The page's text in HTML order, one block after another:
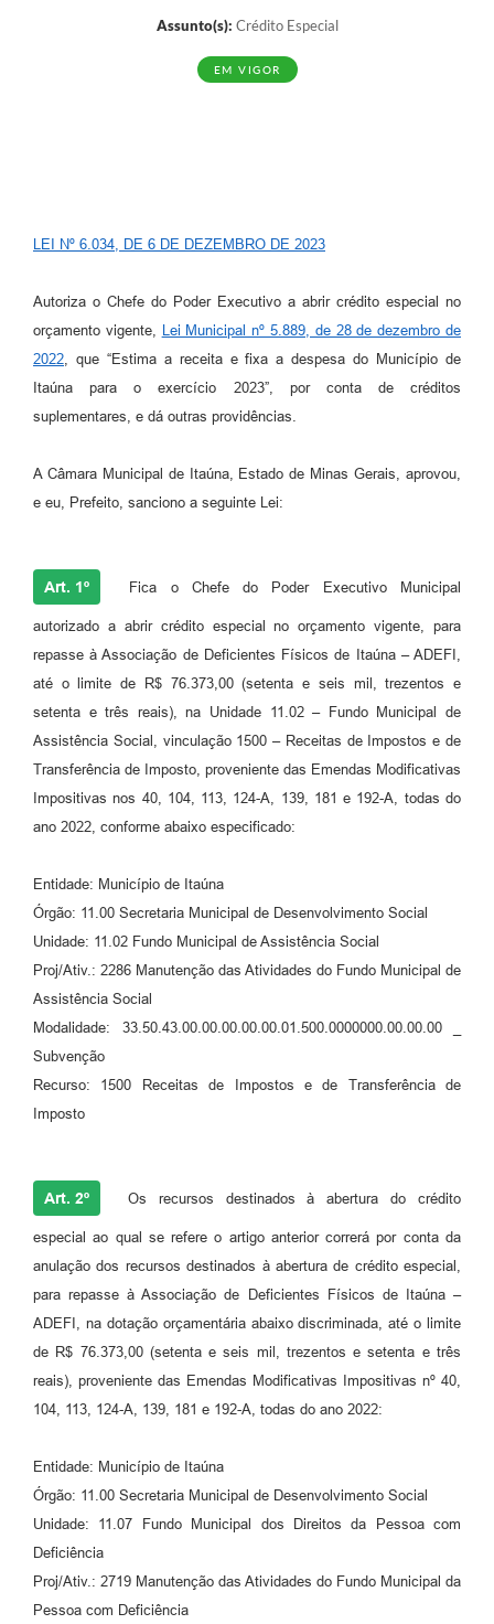
Assunto(s): Crédito Especial
EM VIGOR
LEI Nº 6.034, DE 6 DE DEZEMBRO DE 2023
Autoriza o Chefe do Poder Executivo a abrir crédito especial no
orçamento vigente, Lei Municipal nº 5.889, de 28 de dezembro de
2022 , que “Estima a receita e fixa a despesa do Município de
Itaúna para o exercício 2023”, por conta de créditos
suplementares, e dá outras providências.
A Câmara Municipal de Itaúna, Estado de Minas Gerais, aprovou,
e eu, Prefeito, sanciono a seguinte Lei:
Art. 1º Fica o Chefe do Poder Executivo Municipal
autorizado a abrir crédito especial no orçamento vigente, para
repasse à Associação de Deficientes Físicos de Itaúna – ADEFI,
até o limite de R$ 76.373,00 (setenta e seis mil, trezentos e
setenta e três reais), na Unidade 11.02 – Fundo Municipal de
Assistência Social, vinculação 1500 – Receitas de Impostos e de
Transferência de Imposto, proveniente das Emendas Modificativas
Impositivas nos 40, 104, 113, 124-A, 139, 181 e 192-A, todas do
ano 2022, conforme abaixo especificado:
Entidade: Município de Itaúna
Órgão: 11.00 Secretaria Municipal de Desenvolvimento Social
Unidade: 11.02 Fundo Municipal de Assistência Social
Proj/Ativ.: 2286 Manutenção das Atividades do Fundo Municipal de
Assistência Social
Modalidade: 33.50.43.00.00.00.00.00.01.500.0000000.00.00.00 _
Subvenção
Recurso: 1500 Receitas de Impostos e de Transferência de
Imposto
Art. 2º Os recursos destinados à abertura do crédito
especial ao qual se refere o artigo anterior correrá por conta da
anulação dos recursos destinados à abertura de crédito especial,
para repasse à Associação de Deficientes Físicos de Itaúna –
ADEFI, na dotação orçamentária abaixo discriminada, até o limite
de R$ 76.373,00 (setenta e seis mil, trezentos e setenta e três
reais), proveniente das Emendas Modificativas Impositivas nº 40,
104, 113, 124-A, 139, 181 e 192-A, todas do ano 2022:
Entidade: Município de Itaúna
Órgão: 11.00 Secretaria Municipal de Desenvolvimento Social
Unidade: 11.07 Fundo Municipal dos Direitos da Pessoa com
Deficiência
Proj/Ativ.: 2719 Manutenção das Atividades do Fundo Municipal da
Pessoa com Deficiência